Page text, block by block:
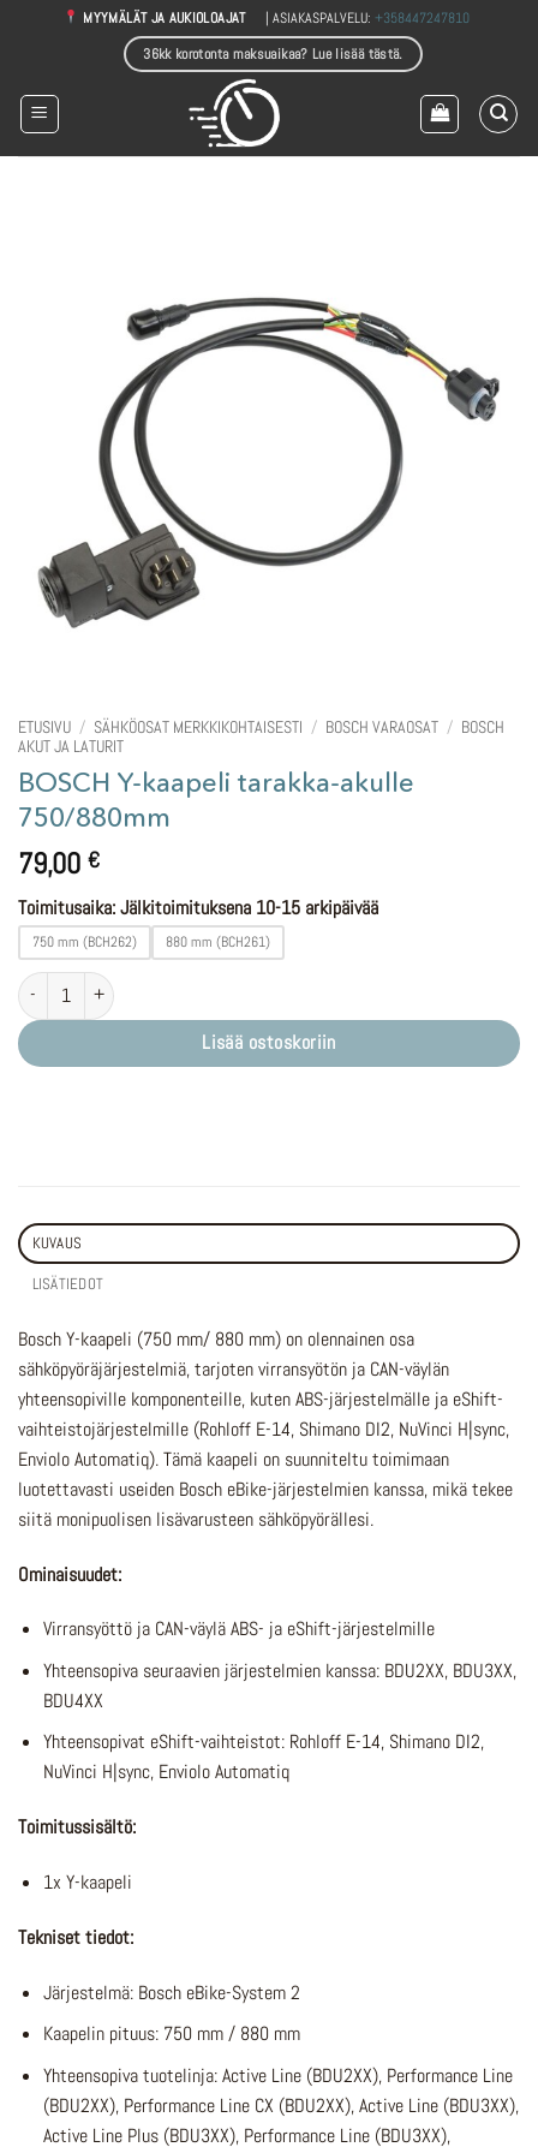
MYYMÄLÄT JA AUKIOLOAJAT | ASIAKASPALVELU:+358447247810
36kk korotonta maksuaikaa? Lue lisää tästä.
ETUSIVU / SÄHKÖOSAT MERKKIKOHTAISESTI / BOSCH VARAOSAT / BOSCH
AKUT JA LATURIT
BOSCH Y-kaapeli tarakka-akulle
750/880mm
79,00 €
Toimitusaika: Jälkitoimituksena 10-15 arkipäivää
750 mm (BCH262) 880 mm (BCH261)
BOSCH Y-kaapeli tarakka-akulle 750/880mm määrä
Lisää ostoskoriin
KUVAUS
LISÄTIEDOT
Bosch Y-kaapeli (750 mm/ 880 mm) on olennainen osa
sähköpyöräjärjestelmiä, tarjoten virransyötön ja CAN-väylän
yhteensopiville komponenteille, kuten ABS-järjestelmälle ja eShift-
vaihteistojärjestelmille (Rohloff E-14, Shimano DI2, NuVinci H|sync,
Enviolo Automatiq). Tämä kaapeli on suunniteltu toimimaan
luotettavasti useiden Bosch eBike-järjestelmien kanssa, mikä tekee
siitä monipuolisen lisävarusteen sähköpyörällesi.
Ominaisuudet:
Virransyöttö ja CAN-väylä ABS- ja eShift-järjestelmille
Yhteensopiva seuraavien järjestelmien kanssa: BDU2XX, BDU3XX,
BDU4XX
Yhteensopivat eShift-vaihteistot: Rohloff E-14, Shimano DI2,
NuVinci H|sync, Enviolo Automatiq
Toimitussisältö:
1x Y-kaapeli
Tekniset tiedot:
Järjestelmä: Bosch eBike-System 2
Kaapelin pituus: 750 mm / 880 mm
Yhteensopiva tuotelinja: Active Line (BDU2XX), Performance Line
(BDU2XX), Performance Line CX (BDU2XX), Active Line (BDU3XX),
Active Line Plus (BDU3XX), Performance Line (BDU3XX),